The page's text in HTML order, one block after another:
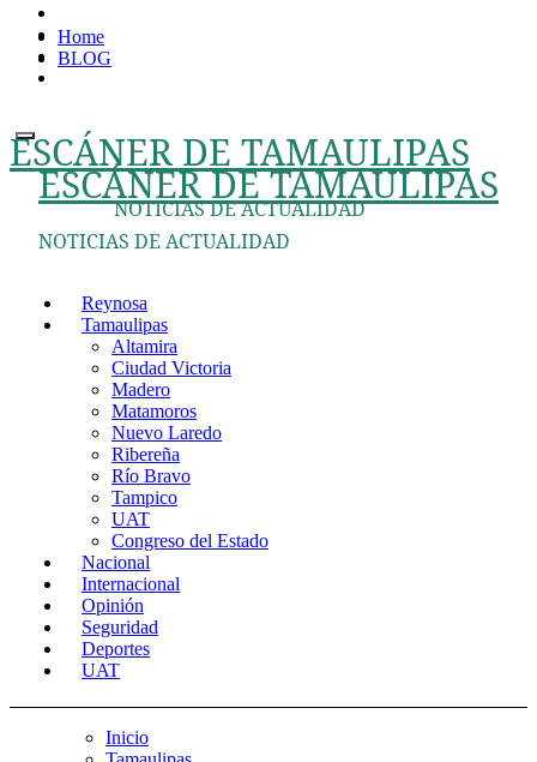
contenido
Home
BLOG
ESCÁNER DE TAMAULIPAS
NOTICIAS DE ACTUALIDAD
ESCÁNER DE TAMAULIPAS
NOTICIAS DE ACTUALIDAD
Reynosa
Tamaulipas
Altamira
Ciudad Victoria
Madero
Matamoros
Nuevo Laredo
Ribereña
Río Bravo
Tampico
UAT
Congreso del Estado
Nacional
Internacional
Opinión
Seguridad
Deportes
UAT
Inicio